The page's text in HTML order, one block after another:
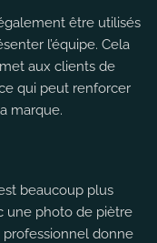
être utilisés
l’équipe. Cela
aux clients de
qui peut renforcer
marque.
beaucoup plus
une photo de piètre
professionnel donne